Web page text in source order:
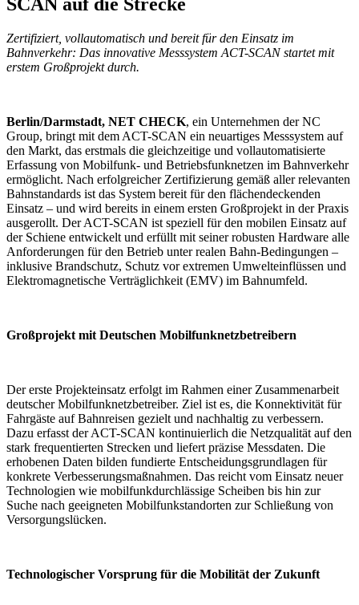
Zertifiziert, vollautomatisch und bereit für den Einsatz im
Bahnverkehr: Das innovative Messsystem ACT-SCAN startet mit
erstem Großprojekt durch.
Berlin/Darmstadt, NET CHECK, ein Unternehmen der NC
Group, bringt mit dem ACT-SCAN ein neuartiges Messsystem auf
den Markt, das erstmals die gleichzeitige und vollautomatisierte
Erfassung von Mobilfunk- und Betriebsfunknetzen im Bahnverkehr
ermöglicht. Nach erfolgreicher Zertifizierung gemäß aller relevanten
Bahnstandards ist das System bereit für den flächendeckenden
Einsatz – und wird bereits in einem ersten Großprojekt in der Praxis
ausgerollt. Der ACT-SCAN ist speziell für den mobilen Einsatz auf
der Schiene entwickelt und erfüllt mit seiner robusten Hardware alle
Anforderungen für den Betrieb unter realen Bahn-Bedingungen –
inklusive Brandschutz, Schutz vor extremen Umwelteinflüssen und
Elektromagnetische Verträglichkeit (EMV) im Bahnumfeld.
Großprojekt mit Deutschen Mobilfunknetzbetreibern
Der erste Projekteinsatz erfolgt im Rahmen einer Zusammenarbeit
deutscher Mobilfunknetzbetreiber. Ziel ist es, die Konnektivität für
Fahrgäste auf Bahnreisen gezielt und nachhaltig zu verbessern.
Dazu erfasst der ACT-SCAN kontinuierlich die Netzqualität auf den
stark frequentierten Strecken und liefert präzise Messdaten. Die
erhobenen Daten bilden fundierte Entscheidungsgrundlagen für
konkrete Verbesserungsmaßnahmen. Das reicht vom Einsatz neuer
Technologien wie mobilfunkdurchlässige Scheiben bis hin zur
Suche nach geeigneten Mobilfunkstandorten zur Schließung von
Versorgungslücken.
Technologischer Vorsprung für die Mobilität der Zukunft